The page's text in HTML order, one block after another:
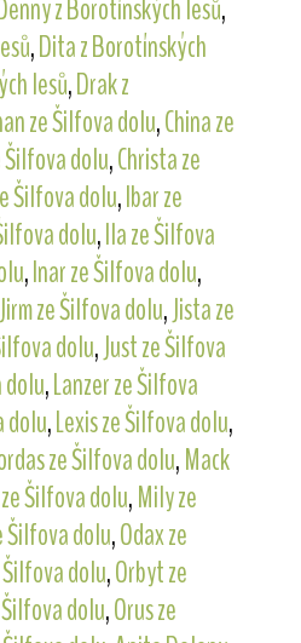
z Borotínských lesů,
,Dita z Borotínských
lesů,Drak z
ze Šilfova dolu,China ze
Šilfova dolu,Christa ze
Šilfova dolu,Ibar ze
dolu,Ila ze Šilfova
,Inar ze Šilfova dolu,
Jirm ze Šilfova dolu,Jista ze
dolu,Just ze Šilfova
,Lanzer ze Šilfova
dolu,Lexis ze Šilfova dolu,
ze Šilfova dolu,Mack
Šilfova dolu,Mily ze
Šilfova dolu,Odax ze
dolu,Orbyt ze
dolu,Orus ze